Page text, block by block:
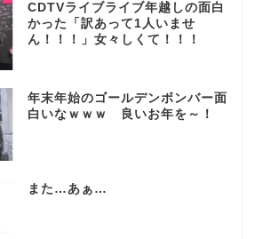
CDTVライブライブ年越しの面白
かった「訳あって1人いませ
ん！！！」女々しくて！！！
年末年始のゴールデンボンバー面
白いなｗｗｗ 良いお年を～！
また…あぁ…